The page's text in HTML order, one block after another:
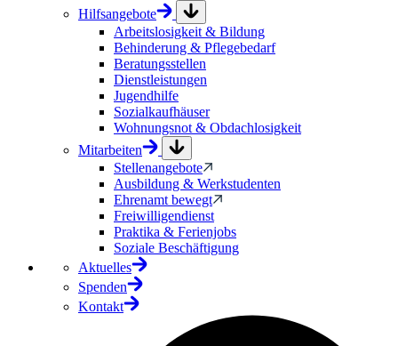
Hilfsangebote
Arbeitslosigkeit & Bildung
Behinderung & Pflegebedarf
Beratungsstellen
Dienstleistungen
Jugendhilfe
Sozialkaufhäuser
Wohnungsnot & Obdachlosigkeit
Mitarbeiten
Stellenangebote
Ausbildung & Werkstudenten
Ehrenamt bewegt
Freiwilligendienst
Praktika & Ferienjobs
Soziale Beschäftigung
Aktuelles
Spenden
Kontakt